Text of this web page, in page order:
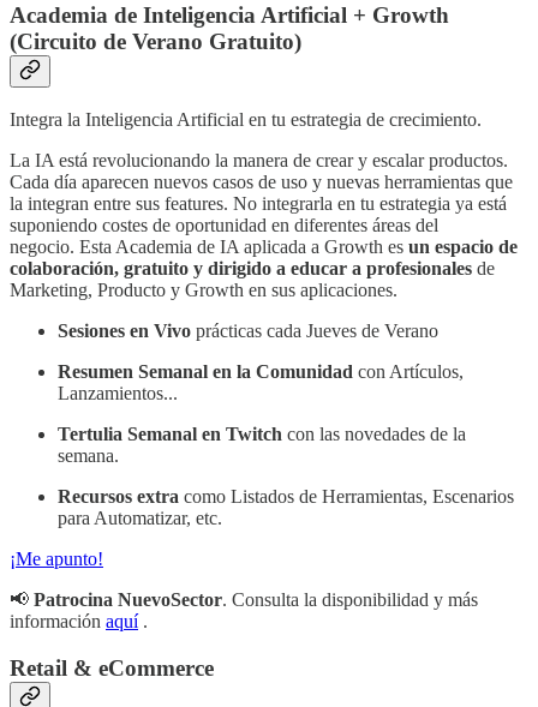
Academia de Inteligencia Artificial + Growth
(Circuito de Verano Gratuito)
Integra la Inteligencia Artificial en tu estrategia de crecimiento.
La IA está revolucionando la manera de crear y escalar productos.
Cada día aparecen nuevos casos de uso y nuevas herramientas que
la integran entre sus features. No integrarla en tu estrategia ya está
suponiendo costes de oportunidad en diferentes áreas del
negocio. Esta Academia de IA aplicada a Growth es un espacio de
colaboración, gratuito y dirigido a educar a profesionales de
Marketing, Producto y Growth en sus aplicaciones.
Sesiones en Vivo prácticas cada Jueves de Verano
Resumen Semanal en la Comunidad con Artículos,
Lanzamientos...
Tertulia Semanal en Twitch con las novedades de la
semana.
Recursos extra como Listados de Herramientas, Escenarios
para Automatizar, etc.
¡Me apunto!
📢 Patrocina NuevoSector. Consulta la disponibilidad y más
información aquí.
Retail & eCommerce